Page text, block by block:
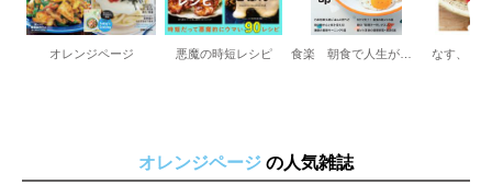
オレンジページ 悪魔の時短レシピ 食楽 朝食で人生が変わる！モーニング革命
オレンジページ の人気雑誌